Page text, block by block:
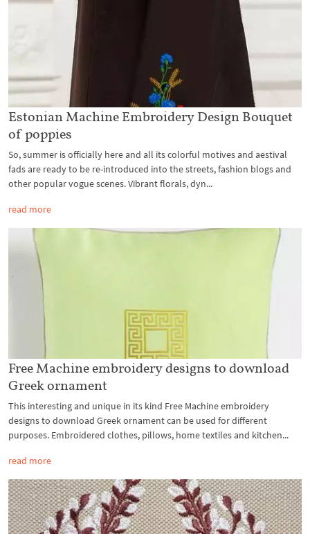
Estonian Machine Embroidery Design Bouquet
of poppies
So, summer is officially here and all its colorful motives and aestival
fads are ready to be re-introduced into the streets, fashion blogs and
other popular vogue scenes. Vibrant florals, dyn...
read more
Free Machine embroidery designs to download
Greek ornament
This interesting and unique in its kind Free Machine embroidery
designs to download Greek ornament can be used for different
purposes. Embroidered clothes, pillows, home textiles and kitchen...
read more